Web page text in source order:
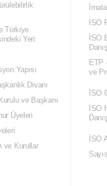
Türkiye
Yeri
Yapısı
Divanı
ve Başkanı
Üyeleri
ve Kurullar
İSO
İSO
ETP
ve
İSO
İSO
İSO